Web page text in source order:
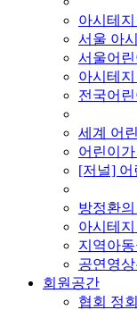
아시테
서울 아
서울어
아시테
전국어린
세계 어
어린이
[저널] 어
방정환
아시테
지역아동
공연영
회원공간
협회 정